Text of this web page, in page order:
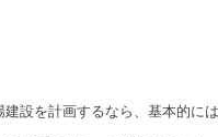
建設を計画するなら、基本的に